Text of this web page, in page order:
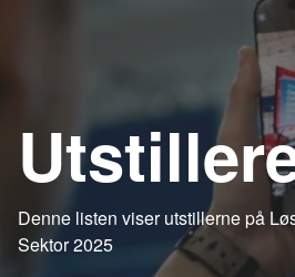
Denne listen viser utstillerne på
Sektor 2025